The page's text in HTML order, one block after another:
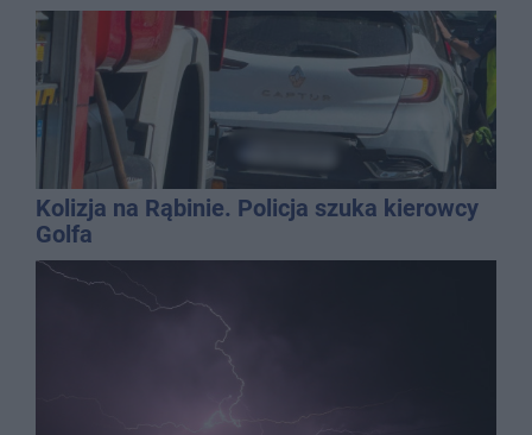
Kolizja na Rąbinie. Policja szuka kierowcy
Golfa